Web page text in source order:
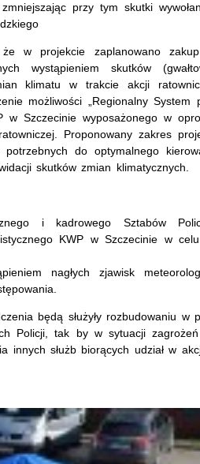
przy tym skutki
w projekcie zaplanowano
wystąpieniem skutków
klimatu w trakcie akcji
możliwości „Regionalny System
w Szczecinie wyposażonego w
Proponowany zakres
do optymalnego
skutków zmian klimatycznych.
i kadrowego Sztabów
KWP w Szczecinie w
nagłych zjawisk
będą służyły rozbudowaniu w
Policji, tak by w sytuacji
innych służb biorących udział w